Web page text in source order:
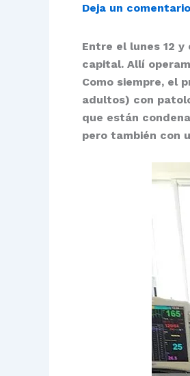
Deja un comentario
Entre el lunes 12
capital. Allí
Como siempre, el
adultos) con
que están
pero también con